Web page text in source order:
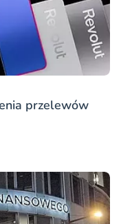
przelewów